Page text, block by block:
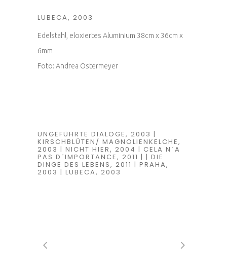
LUBECA, 2003
Edelstahl, eloxiertes Aluminium 38cm x 36cm x
6mm
Foto: Andrea Ostermeyer
UNGEFÜHRTE DIALOGE, 2003 |
KIRSCHBLÜTEN/ MAGNOLIENKELCHE,
2003 | NICHT HIER, 2004 | CELA N´A
PAS D´IMPORTANCE, 2011 | | DIE
DINGE DES LEBENS, 2011 | PRAHA,
2003 | LUBECA, 2003